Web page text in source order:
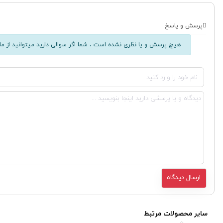
پرسش و پاسخ
هیچ پرسش و یا نظری نشده است ، شما اگر سوالی دارید میتوانید از
سایر محصولات مرتبط